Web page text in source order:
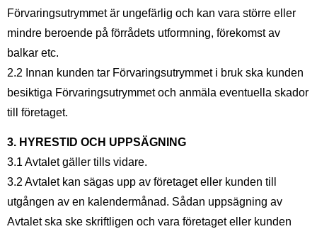
Förvaringsutrymmet är ungefärlig och kan vara större eller
mindre beroende på förrådets utformning, förekomst av
balkar etc.
2.2 Innan kunden tar Förvaringsutrymmet i bruk ska kunden
besiktiga Förvaringsutrymmet och anmäla eventuella skador
till företaget.
3. HYRESTID OCH UPPSÄGNING
3.1 Avtalet gäller tills vidare.
3.2 Avtalet kan sägas upp av företaget eller kunden till
utgången av en kalendermånad. Sådan uppsägning av
Avtalet ska ske skriftligen och vara företaget eller kunden